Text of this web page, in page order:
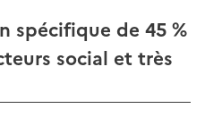
spécifique de 45 %
social et très